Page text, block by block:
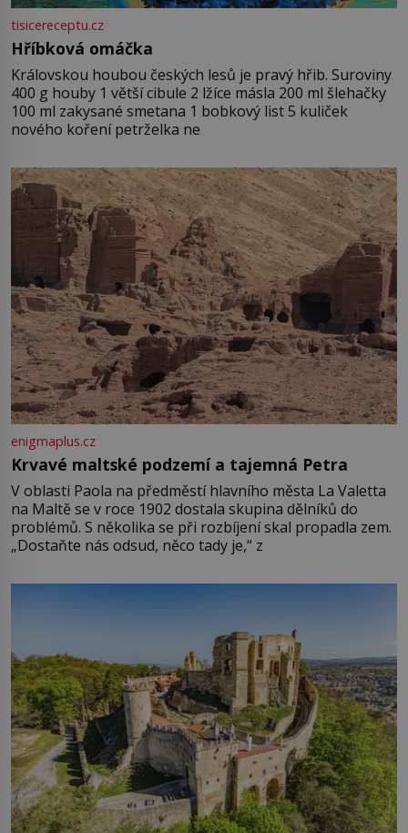
tisicereceptu.cz
Hříbková omáčka
Královskou houbou českých lesů je pravý hřib. Suroviny
400 g houby 1 větší cibule 2 lžíce másla 200 ml šlehačky
100 ml zakysané smetana 1 bobkový list 5 kuliček
nového koření petrželka ne
enigmaplus.cz
Krvavé maltské podzemí a tajemná Petra
V oblasti Paola na předměstí hlavního města La Valetta
na Maltě se v roce 1902 dostala skupina dělníků do
problémů. S několika se při rozbíjení skal propadla zem.
„Dostaňte nás odsud, něco tady je,“ z